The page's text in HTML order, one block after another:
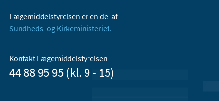
Lægemiddelstyrelsen er en del af
Sundheds- og Kirkeministeriet.
Kontakt Lægemiddelstyrelsen
44 88 95 95 (kl. 9 - 15)